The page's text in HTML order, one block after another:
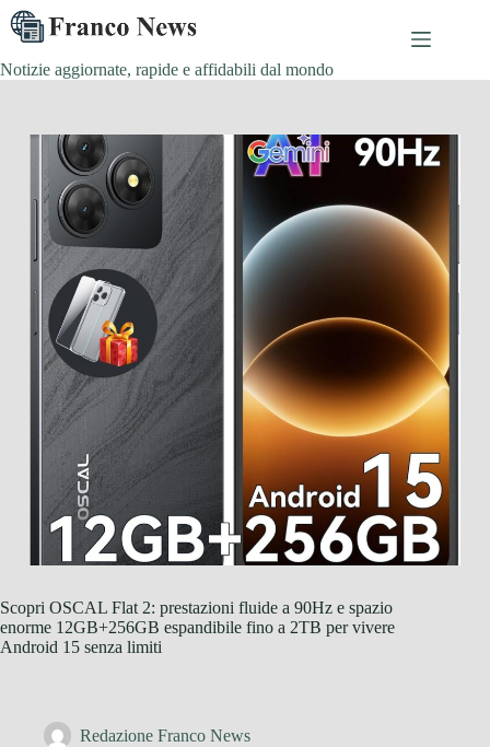
Salta
al
contenuto
Notizie aggiornate, rapide e affidabili dal mondo
Scopri OSCAL Flat 2: prestazioni fluide a 90Hz e spazio
enorme 12GB+256GB espandibile fino a 2TB per vivere
Android 15 senza limiti
Redazione Franco News